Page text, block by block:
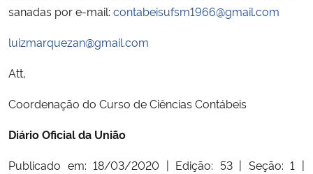
sanadas por e-mail: contabeisufsm1966@gmail.com
luizmarquezan@gmail.com
Att,
Coordenação do Curso de Ciências Contábeis
Diário Oficial da União
Publicado em: 18/03/2020 | Edição: 53 | Seção: 1 |